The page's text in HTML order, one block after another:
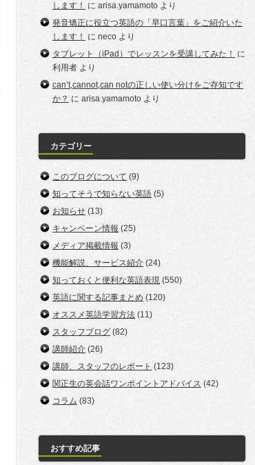
します！
に arisa.yamamoto より
発音矯正に役立つ英語の「早口言葉」をご紹介いた
します！
に neco より
タブレット（iPad）でレッスンを受講してみた！
に
利用者 より
can’t,cannot,can notの正しい使い分けをご存知です
か？ に arisa.yamamoto より
カテゴリー
このブログについて (9)
知ってそうで知らない英語 (5)
お知らせ (13)
キャンペーン情報 (25)
メディア掲載情報 (3)
機能解説、サービス紹介 (24)
知っておくと便利な英語表現 (550)
英語に関する記事まとめ (120)
オススメ英語学習方法 (11)
スタッフブログ (82)
講師紹介 (26)
講師、スタッフのレポート (123)
関正生の英会話ワンポイントアドバイス (42)
コラム (83)
おすすめ記事